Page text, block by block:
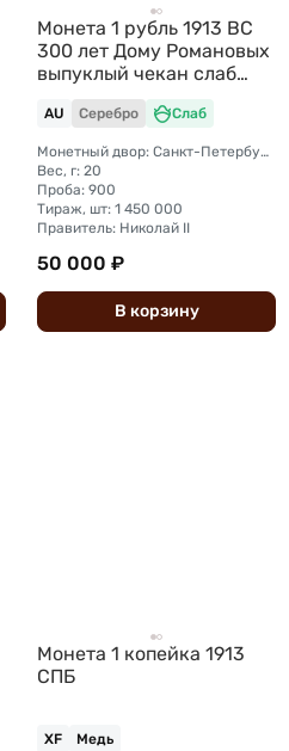
Монета 1 рубль 1913 ВС
300 лет Дому Романовых
выпуклый чекан слаб
ННР AU 55
AU Серебро Слаб
Монетный двор: Санкт-Петербургский монетный двор
Вес, г: 20
Проба: 900
Тираж, шт: 1 450 000
Правитель: Николай II
50 000 ₽
В корзину
Монета 1 копейка 1913
СПБ
XF Медь